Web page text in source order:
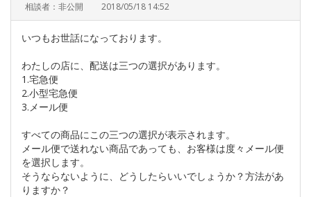
相談者：非公開 2018/05/18 14:52
いつもお世話になっております。
わたしの店に、配送は三つの選択があります。
1.宅急便
2.小型宅急便
3.メール便
すべての商品にこの三つの選択が表示されます。
メール便で送れない商品であっても、お客様は度々メール便
を選択します。
そうならないように、どうしたらいいでしょうか？方法があ
りますか？